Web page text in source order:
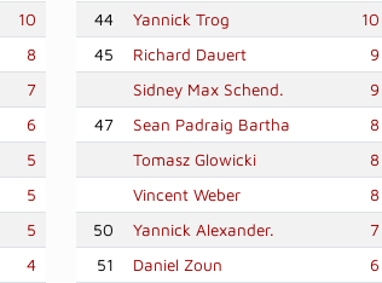
10
8
7
6
5
5
5
4
44
Yannick Trog
10
45
Richard Dauert
9
Sidney Max Schend.
9
47
Sean Padraig Bartha
8
Tomasz Glowicki
8
Vincent Weber
8
50
Yannick Alexander.
7
51
Daniel Zoun
6